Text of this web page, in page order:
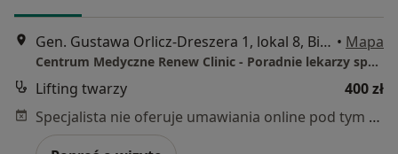
Gen. Gustawa Orlicz-Dreszera 1, lokal 8, Białystok • Mapa
Centrum Medyczne Renew Clinic - Poradnie lekarzy specjalistów, Klinika medycyny estetycznej
Lifting twarzy
400 zł
Specjalista nie oferuje umawiania online pod tym adresem.